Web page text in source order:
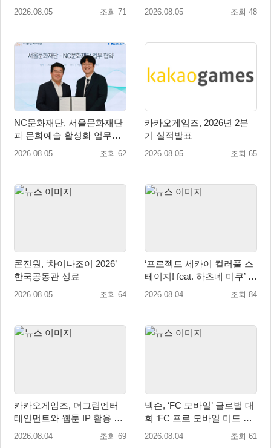
01. GENESIS: 신의 전장’ 사
2026.08.05 조회 71
시작!
2026.08.05 조회 48
NC문화재단, 서울문화재단
과 문화예술 활성화 업무협
약
2026.08.05 조회 62
카카오게임즈, 2026년 2분
기 실적발표
2026.08.05 조회 65
콘진원, ‘차이나조이 2026’
한국공동관 성료
2026.08.05 조회 64
‘프로젝트 세카이 컬러풀 스
테이지! feat. 하츠네 미쿠’ 온
리 샵·페어·그라떼 개최
2026.08.04 조회 84
카카오게임즈, 더그림엔터
테인먼트와 웹툰 IP 활용 게
임 개발 및 서비스 업무협약
2026.08.04 조회 69
넥슨, ‘FC 모바일’ 글로벌 대
회 ‘FC 프로 모바일 미드 시
즌 플레이오프’ 한국 대표 출
2026.08.04 조회 61